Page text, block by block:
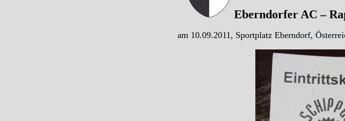
Eberndorfer AC –
am 10.09.2011, Sportplatz Eberndorf,